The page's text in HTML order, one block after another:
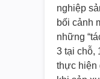
nghiệp
bối cảnh
những
3 tại chỗ,
thực hiện